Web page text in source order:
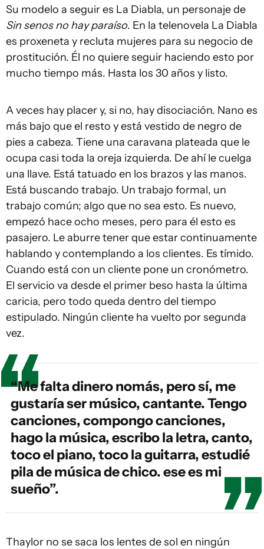
Su modelo a seguir es La Diabla, un personaje de
Sin senos no hay paraíso. En la telenovela La Diabla
es proxeneta y recluta mujeres para su negocio de
prostitución. Él no quiere seguir haciendo esto por
mucho tiempo más. Hasta los 30 años y listo.
A veces hay placer y, si no, hay disociación. Nano es
más bajo que el resto y está vestido de negro de
pies a cabeza. Tiene una caravana plateada que le
ocupa casi toda la oreja izquierda. De ahí le cuelga
una llave. Está tatuado en los brazos y las manos.
Está buscando trabajo. Un trabajo formal, un
trabajo común; algo que no sea esto. Es nuevo,
empezó hace ocho meses, pero para él esto es
pasajero. Le aburre tener que estar continuamente
hablando y contemplando a los clientes. Es tímido.
Cuando está con un cliente pone un cronómetro.
El servicio va desde el primer beso hasta la última
caricia, pero todo queda dentro del tiempo
estipulado. Ningún cliente ha vuelto por segunda
vez.
“Me falta dinero nomás, pero sí, me
gustaría ser músico, cantante. Tengo
canciones, compongo canciones,
hago la música, escribo la letra, canto,
toco el piano, toco la guitarra, estudié
pila de música de chico. ese es mi
sueño”.
Thaylor no se saca los lentes de sol en ningún